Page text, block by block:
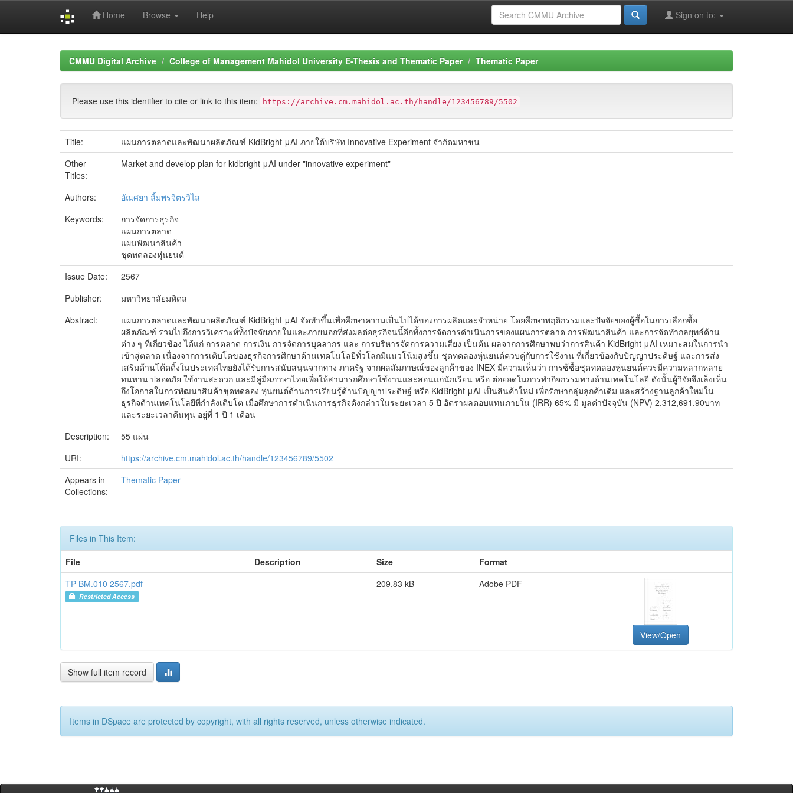
Home Browse Help Sign on to:
CMMU Digital Archive College of Management Mahidol University E-Thesis and Thematic Paper Thematic Paper
Please use this identifier to cite or link to this item: https://archive.cm.mahidol.ac.th/handle/123456789/5502
Title:
แผนการตลาดและพัฒนาผลิตภัณฑ์ KidBright μAI ภายใต้บริษัท Innovative Experiment จำกัดมหาชน
Other
Titles:
Market and develop plan for kidbright μAI under "innovative experiment"
Authors:
อัณศยา ลิ้มพรจิตรวิไล
Keywords:
การจัดการธุรกิจ
แผนการตลาด
แผนพัฒนาสินค้า
ชุดทดลองหุ่นยนต์
Issue Date:
2567
Publisher:
มหาวิทยาลัยมหิดล
Abstract:
แผนการตลาดและพัฒนาผลิตภัณฑ์ KidBright μAI จัดทำขึ้นเพื่อศึกษาความเป็นไปได้ของการผลิตและจำหน่าย โดยศึกษาพฤติกรรมและปัจจัยของผู้ซื้อในการเลือกซื้อ
ผลิตภัณฑ์ รวมไปถึงการวิเคราะห์ท้ังปัจจัยภายในและภายนอกที่ส่งผลต่อธุรกิจนนี้อีกทั้งการจัดการดำเนินการของแผนการตลาด การพัฒนาสินค้า และการจัดทำกลยุทธ์ด้าน
ต่าง ๆ ที่เกี่ยวข้อง ได้แก่ การตลาด การเงิน การจัดการบุคลากร และ การบริหารจัดการความเสี่ยง เป็นต้น ผลจากการศึกษาพบว่าการสินค้า KidBright μAI เหมาะสมในการนำ
เข้าสู่ตลาด เนื่องจากการเติบโตของธุรกิจการศึกษาด้านเทคโนโลยีทั่วโลกมีแนวโน้มสูงขึ้น ชุดทดลองหุ่นยนต์ควบคู่กับการใช้งาน ที่เกี่ยวข้องกับปัญญาประดิษฐ์ และการส่ง
เสริมด้านโค้ดดิ้งในประเทศไทยยังได้รับการสนับสนุนจากทาง ภาครัฐ จากผลสัมภาษณ์ของลูกค้าของ INEX มีความเห็นว่า การซ้ซื้อชุดทดลองหุ่นยนต์ควรมีความหลากหลาย
ทนทาน ปลอดภัย ใช้งานสะดวก และมีคู่มือภาษาไทยเพื่อให้สามารถศึกษาใช้งานและสอนแก่นักเรียน หรือ ต่อยอดในการทำกิจกรรมทางด้านเทคโนโลยี ดังนั้นผู้วิจัยจึงเล็งเห็น
ถึงโอกาสในการพัฒนาสินค้าชุดทดลอง หุ่นยนต์ด้านการเรียนรู้ด้านปัญญาประดิษฐ์ หรือ KidBright μAI เป็นสินค้าใหม่ เพื่อรักษากลุ่มลูกค้าเดิม และสร้างฐานลูกค้าใหม่ใน
ธุรกิจด้านเทคโนโลยีที่กำลังเติบโต เมื่อศึกษาการดำเนินการธุรกิจดังกล่าวในระยะเวลา 5 ปี อัตราผลตอบแทนภายใน (IRR) 65% มี มูลค่าปัจจุบัน (NPV) 2,312,691.90บาท
และระยะเวลาคืนทุน อยู่ที่ 1 ปี 1 เดือน
Description:
55 แผ่น
URI:
https://archive.cm.mahidol.ac.th/handle/123456789/5502
Appears in
Collections:
Thematic Paper
Files in This Item:
File
Description Size
Format
TP BM.010 2567.pdf
Restricted Access
209.83 kB Adobe PDF
View/Open
Show full item record
Items in DSpace are protected by copyright, with all rights reserved, unless otherwise indicated.